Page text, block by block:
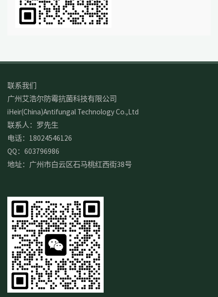
联系我们
广州艾浩尔防霉抗菌科技有限公司
iHeir(China)Antifungal Technology Co.,Ltd
联系人：罗先生
电话：18024546126
QQ：603796986
地址：广州市白云区石马桃红西街38号